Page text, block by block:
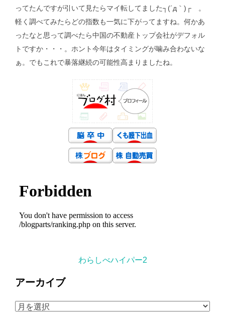
ってたんですが引いて見たらマイ転してました┐(´д｀)┌ 。
軽く調べてみたらどの指数も一気に下がってますね。何かあ
ったなと思って調べたら中国の不動産トップ会社がデフォル
トですか・・・。ホント今年はタイミングが噛み合わないな
ぁ。でもこれで暴落継続の可能性高まりましたね。
わらしべハイパー2
アーカイブ
ア